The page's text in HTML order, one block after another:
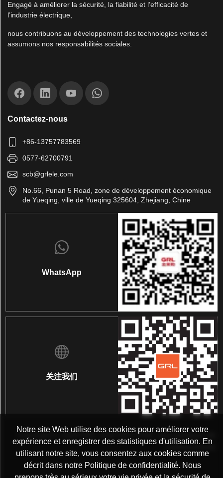
Notre site Web utilise des cookies pour améliorer votre
expérience et enregistrer des statistiques d'utilisation. En
utilisant notre site, vous consentez aux cookies comme
décrit dans notre Politique de confidentialité. Nous
Engagé à améliorer la sécurité, la fiabilité et l’efficacité de
l’industrie électrique,
nous contribuons au développement des technologies vertes et
assumons nos responsabilités sociales.
Contactez-nous
+86-13757783569
0577-62700791
scb@grlele.com
No.66, Punan 5 Road, zone de développement économique
de Yueqing, ville de Yueqing 325604, Zhejiang, Chine
WhatsApp
关注我们
Copyright © 2025 GRL SOUTIEN PAR :Juin politique de
confidentialité